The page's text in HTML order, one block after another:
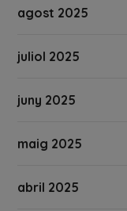
agost 2025
juliol 2025
juny 2025
maig 2025
abril 2025